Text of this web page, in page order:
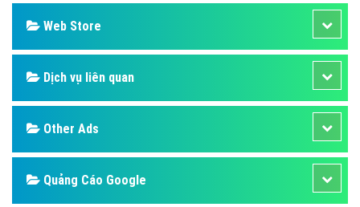
Web Store
Dịch vụ liên quan
Other Ads
Quảng Cáo Google